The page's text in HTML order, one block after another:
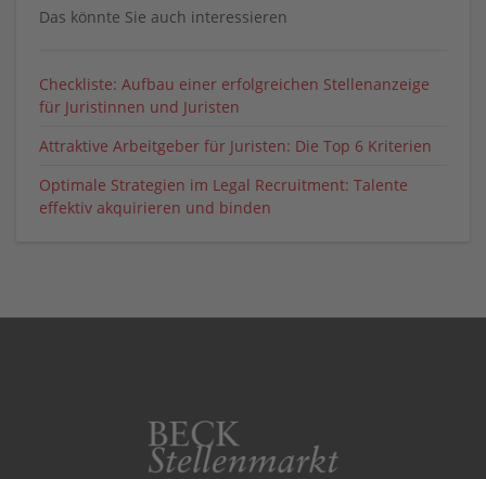
Das könnte Sie auch interessieren
Checkliste: Aufbau einer erfolgreichen Stellenanzeige
für Juristinnen und Juristen
Attraktive Arbeitgeber für Juristen: Die Top 6 Kriterien
Optimale Strategien im Legal Recruitment: Talente
effektiv akquirieren und binden